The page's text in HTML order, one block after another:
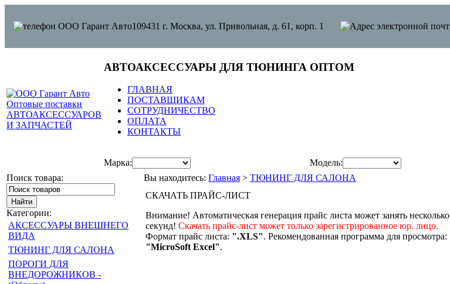
109431 г. Москва, ул. Привольная, д. 61, корп. 1
АВТОАКСЕССУАРЫ ДЛЯ ТЮНИНГА ОПТОМ
ГЛАВНАЯ
ПОСТАВЩИКАМ
СОТРУДНИЧЕСТВО
ОПЛАТА
КОНТАКТЫ
Марка: Модель:
Поиск товара:
Категории:
АКСЕССУАРЫ ВНЕШНЕГО
ВИДА
ТЮНИНГ ДЛЯ САЛОНА
ПОРОГИ ДЛЯ
ВНЕДОРОЖНИКОВ -
Вы находитесь: Главная > ТЮНИНГ ДЛЯ САЛОНА
СКАЧАТЬ ПРАЙС-ЛИСТ
Внимание! Автоматическая генерация прайс листа может занять несколько
секунд! Скачать прайс-лист может только зарегистрированное юр. лицо.
Формат прайс листа: ".XLS". Рекомендованная программа для просмотра:
"MicroSoft Excel".